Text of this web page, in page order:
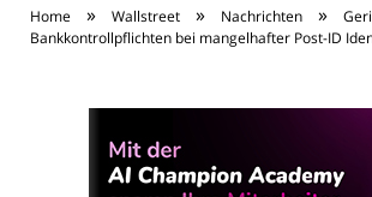
Home » Wallstreet » Nachrichten »
Bankkontrollpflichten bei mangelhafter Post-ID